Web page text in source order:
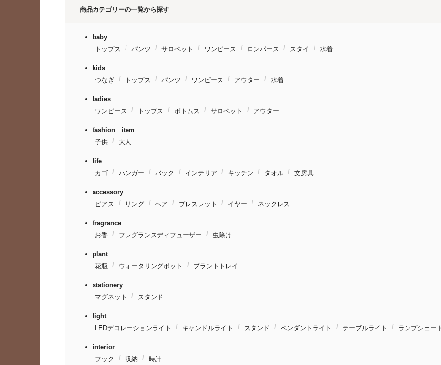
商品カテゴリーの一覧から探す
baby
トップス
パンツ サロペット ワンピース ロンパース スタイ 水着
kids
つなぎ
トップス パンツ ワンピース アウター 水着
ladies
ワンピース
トップス ボトムス サロペット アウター
fashion item
子供
大人
life
カゴ
ハンガー バック インテリア キッチン タオル 文房具
accessory
ピアス
リング ヘア ブレスレット イヤー ネックレス
fragrance
お香
フレグランスディフューザー 虫除け
plant
花瓶
ウォータリングポット プラントトレイ
stationery
マグネット
スタンド
light
LEDデコレーションライト
キャンドルライト スタンド ペンダントライト テーブルライト ランプシェー
interior
フック
収納 時計